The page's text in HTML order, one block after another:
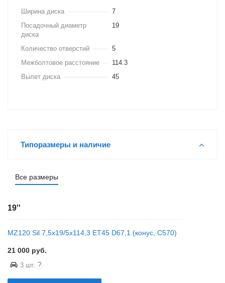
Ширина диска
7
Посадочный диаметр
диска
19
Количество отверстий
5
Межболтовое расстояние
114.3
Вылет диска
45
Типоразмеры и наличие
Все размеры
19''
MZ120 Sil 7,5x19/5x114,3 ET45 D67,1 (конус, C570)
21 000 руб.
3 шт. ?